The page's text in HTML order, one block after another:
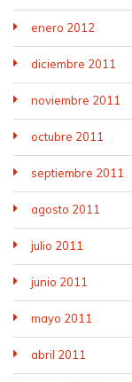
enero 2012
diciembre 2011
noviembre 2011
octubre 2011
septiembre 2011
agosto 2011
julio 2011
junio 2011
mayo 2011
abril 2011